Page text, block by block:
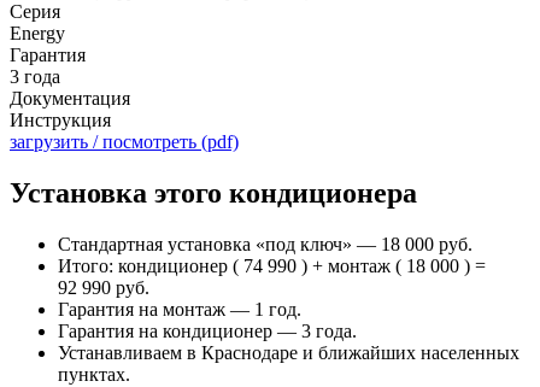
Серия
Energy
Гарантия
3 года
Документация
Инструкция
загрузить / посмотреть (pdf)
Установка этого кондиционера
Стандартная установка «под ключ» — 18 000 руб.
Итого: кондиционер ( 74 990 ) + монтаж ( 18 000 ) =
92 990 руб.
Гарантия на монтаж — 1 год.
Гарантия на кондиционер — 3 года.
Устанавливаем в Краснодаре и ближайших населенных
пунктах.